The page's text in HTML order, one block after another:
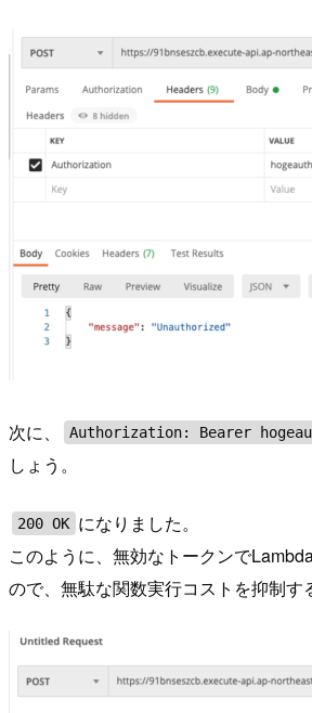
次に、 Authorization: Bearer
しょう。
200 OK になりました。
このように、無効なトークンで
ので、無駄な関数実行コストを抑制す